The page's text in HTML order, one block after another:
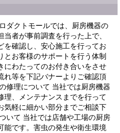
ダクトモールでは、厨房機器の
者が事前調査を行った上で、
を確認し、安心施工を行ってお
とお客様のサポートを行う体制
にわたってのお付き合いをさせ
れ等を下記バナーよりご確認頂
修理について 当社では厨房機器
理、メンテナンスまでを行って
気軽に細かい部分までご相談下
いて 当社では店舗や工場の厨房
能です。害虫の発生や衛生環境